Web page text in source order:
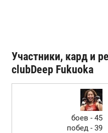
Участники, кард и
clubDeep Fukuoka
боев - 45
побед - 39